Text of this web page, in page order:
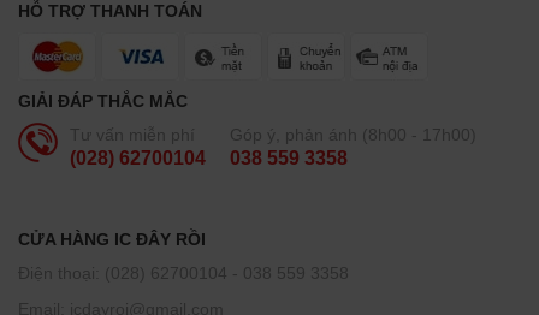
HỖ TRỢ THANH TOÁN
GIẢI ĐÁP THẮC MẮC
Tư vấn miễn phí
(028) 62700104
Góp ý, phản ánh (8h00 - 17h00)
038 559 3358
CỬA HÀNG IC ĐÂY RỒI
Điện thoại: (028) 62700104 - 038 559 3358
Email: icdayroi@gmail.com